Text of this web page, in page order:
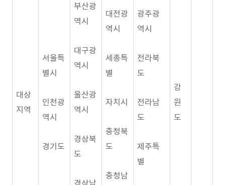
대상
지역
서울특
별시
인천광
역시
경기도
부산광
역시
대구광
역시
울산광
역시
경상북
도
대전광
역시
세종특
별
자치시
충청북
도
충청남
광주광
역시
전라북
도
전라남
도
제주특
별
강
원
도